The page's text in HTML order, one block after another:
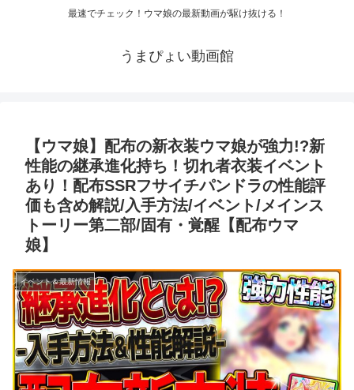
最速でチェック！ウマ娘の最新動画が駆け抜ける！
うまぴょい動画館
【ウマ娘】配布の新衣装ウマ娘が強力!?新
性能の継承進化持ち！切れ者衣装イベント
あり！配布SSRフサイチパンドラの性能評
価も含め解説/入手方法/イベント/メインス
トーリー第二部/固有・覚醒【配布ウマ
娘】
イベント＆最新情報